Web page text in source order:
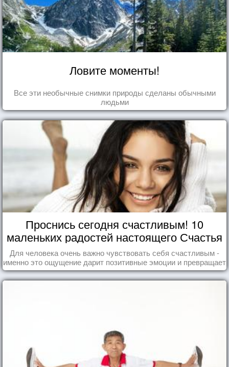
Ловите моменты!
Все эти необычные снимки природы сделаны обычными
людьми
Проснись сегодня счастливым! 10
маленьких радостей настоящего Счастья
Для человека очень важно чувствовать себя счастливым -
именно это ощущение дарит позитивные эмоции и превращает
каждый день в маленький праздник.